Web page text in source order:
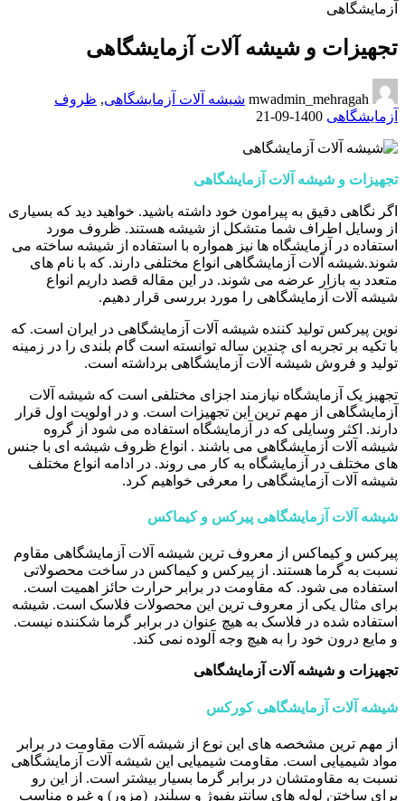
آزمایشگاهی
تجهیزات و شیشه آلات آزمایشگاهی
شیشه آلات آزمایشگاهی, ظروف
آزمایشگاهی 1400-09-21
تجهیزات و شیشه آلات آزمایشگاهی
اگر نگاهی دقیق به پیرامون خود داشته باشید. خواهید دید که بسیاری
از وسایل اطراف شما متشکل از شیشه هستند. ظروف مورد
استفاده در آزمایشگاه ها نیز همواره با استفاده از شیشه ساخته می
شوند.شیشه آلات آزمایشگاهی انواع مختلفی دارند. که با نام های
متعدد به بازار عرضه می شوند. در این مقاله قصد داریم انواع
شیشه آلات آزمایشگاهی را مورد بررسی قرار دهیم.
نوین پیرکس تولید کننده شیشه آلات آزمایشگاهی در ایران است. که
با تکیه بر تجربه ای چندین ساله توانسته است گام بلندی را در زمینه
تولید و فروش شیشه آلات آزمایشگاهی برداشته است.
تجهیز یک آزمایشگاه نیازمند اجزای مختلفی است که شیشه آلات
آزمایشگاهی از مهم ترین این تجهیزات است. و در اولویت اول قرار
دارند. اکثر وسایلی که در آزمایشگاه استفاده می شود از گروه
شیشه آلات آزمایشگاهی می باشند . انواع ظروف شیشه ای با جنس
های مختلف در آزمایشگاه به کار می روند. در ادامه انواع مختلف
شیشه آلات آزمایشگاهی را معرفی خواهیم کرد.
شیشه آلات آزمایشگاهی پیرکس و کیماکس
پیرکس و کیماکس از معروف ترین شیشه آلات آزمایشگاهی مقاوم
نسبت به گرما هستند. از پیرکس و کیماکس در ساخت محصولاتی
استفاده می شود. که مقاومت در برابر حرارت حائز اهمیت است.
برای مثال یکی از معروف ترین این محصولات فلاسک است. شیشه
استفاده شده در فلاسک به هیچ عنوان در برابر گرما شکننده نیست.
و مایع درون خود را به هیچ وجه آلوده نمی کند.
تجهیزات و شیشه آلات آزمایشگاهی
شیشه آلات آزمایشگاهی کورکس
از مهم ترین مشخصه های این نوع از شیشه آلات مقاومت در برابر
مواد شیمیایی است. مقاومت شیمیایی این شیشه آلات آزمایشگاهی
نسبت به مقاومتشان در برابر گرما بسیار بیشتر است. از این رو
برای ساختن لوله های سانتریفیوژ و سیلندر (مزور) و غیره مناسب